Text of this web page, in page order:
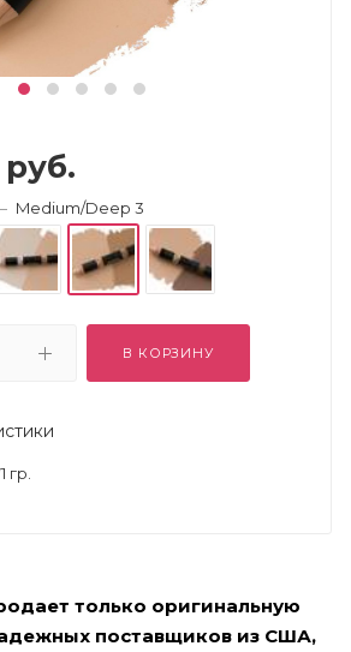
руб.
Medium/Deep 3
В КОРЗИНУ
гр.
только оригинальную
поставщиков из США,